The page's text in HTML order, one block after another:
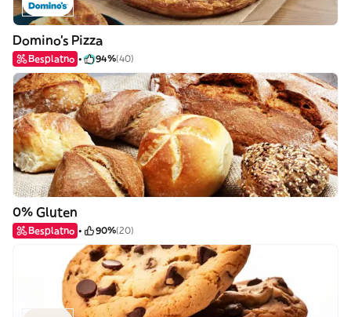
Domino's Pizza
Besplatno 94%(40)
0% Gluten
Besplatno 90%(20)